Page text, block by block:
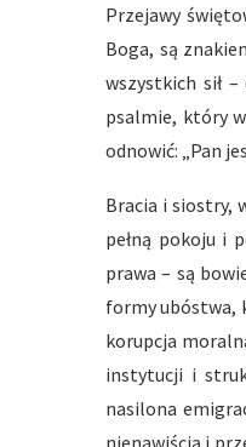
Przejawy
Boga, są
wszystkich sił
psalmie, który
odnowić: „Pan
Bracia i siostry,
pełną pokoju i
prawa – są
formy ubóstwa,
korupcja
instytucji i
nasilona
nienawiścią i